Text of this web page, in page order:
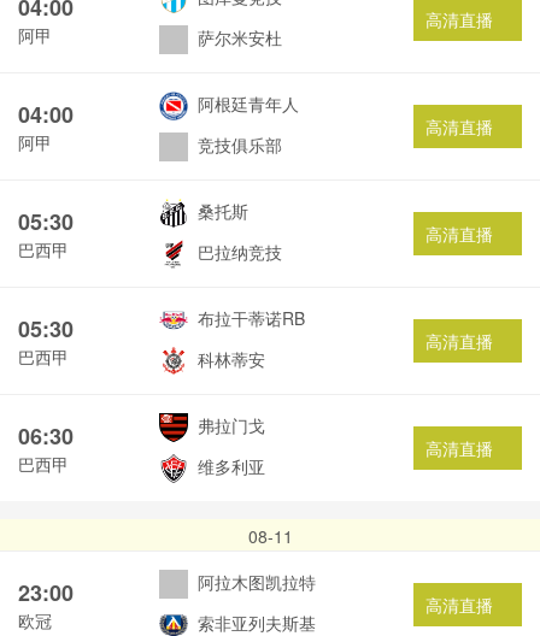
04:00
阿甲
萨尔米安杜
高清直播
04:00
阿甲
阿根廷青年人
竞技俱乐部
高清直播
05:30
巴西甲
桑托斯
巴拉纳竞技
高清直播
05:30
巴西甲
布拉干蒂诺RB
科林蒂安
高清直播
06:30
巴西甲
弗拉门戈
维多利亚
高清直播
08-11
23:00
欧冠
阿拉木图凯拉特
索非亚列夫斯基
高清直播